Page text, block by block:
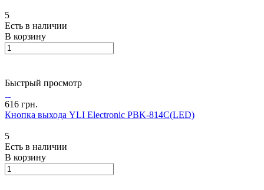
5
Есть в наличии
В корзину
Быстрый просмотр
616 грн.
Кнопка выхода YLI Electronic PBK-814C(LED)
5
Есть в наличии
В корзину